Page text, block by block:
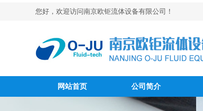
您好，欢迎访问南京欧钜流体设备有限公司！
网站首页 公司简介